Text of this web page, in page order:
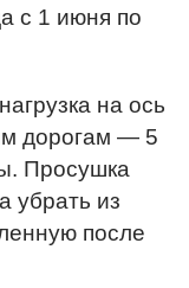
с 1 июня по
на ось
дорогам — 5
Просушка
убрать из
после